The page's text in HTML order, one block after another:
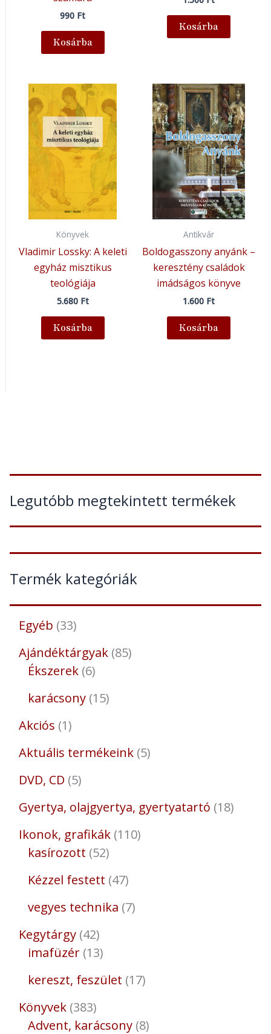
Legutóbb megtekintett termékek
Termék kategóriák
Egyéb 33
Ajándéktárgyak 85
Ékszerek 6
karácsony 15
Akciós 1
Aktuális termékeink 5
DVD, CD 5
Gyertya, olajgyertya, gyertyatartó 18
Ikonok, grafikák 110
kasírozott 52
Kézzel festett 47
vegyes technika 7
Kegytárgy 42
imafüzér 13
kereszt, feszület 17
Könyvek 383
Advent, karácsony 8
990 Ft
Kosárba
Kosárba
Könyvek
Vladimir Lossky: A keleti
egyház misztikus
teológiája
5.680 Ft
Kosárba
Antikvár
Boldogasszony anyánk –
keresztény családok
imádságos könyve
1.600 Ft
Kosárba